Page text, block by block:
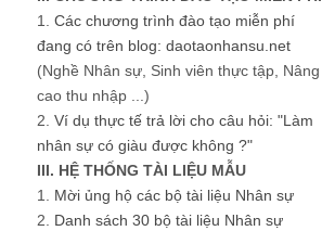
1. Các chương trình đào tạo miễn phí
đang có trên blog: daotaonhansu.net
(Nghề Nhân sự, Sinh viên thực tập, Nâng
cao thu nhập ...)
2. Ví dụ thực tế trả lời cho câu hỏi: "Làm
nhân sự có giàu được không ?"
III. HỆ THỐNG TÀI LIỆU MẪU
1. Mời ủng hộ các bộ tài liệu Nhân sự
2. Danh sách 30 bộ tài liệu Nhân sự